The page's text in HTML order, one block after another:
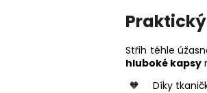
Střih téhle
hluboké kapsy
Díky